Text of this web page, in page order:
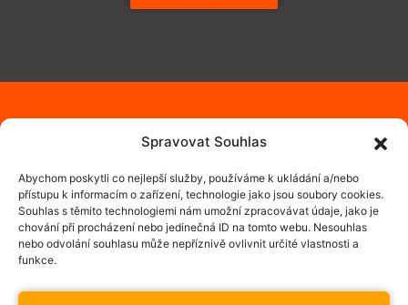
Spravovat Souhlas
Abychom poskytli co nejlepší služby, používáme k ukládání a/nebo
přístupu k informacím o zařízení, technologie jako jsou soubory cookies.
Souhlas s těmito technologiemi nám umožní zpracovávat údaje, jako je
chování při procházení nebo jedinečná ID na tomto webu. Nesouhlas
nebo odvolání souhlasu může nepříznivě ovlivnit určité vlastnosti a
funkce.